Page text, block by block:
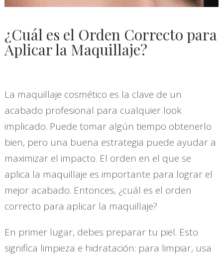
¿Cuál es el Orden Correcto para
Aplicar la Maquillaje?
La maquillaje cosmético es la clave de un
acabado profesional para cualquier look
implicado. Puede tomar algún tiempo obtenerlo
bien, pero una buena estrategia puede ayudar a
maximizar el impacto. El orden en el que se
aplica la maquillaje es importante para lograr el
mejor acabado. Entonces, ¿cuál es el orden
correcto para aplicar la maquillaje?
En primer lugar, debes preparar tu piel. Esto
significa limpieza e hidratación: para limpiar, usa